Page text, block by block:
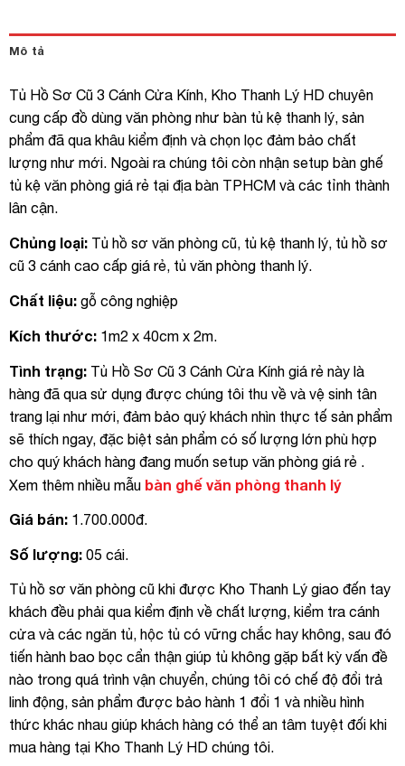
Mô tả
Tủ Hồ Sơ Cũ 3 Cánh Cửa Kính, Kho Thanh Lý HD chuyên
cung cấp đồ dùng văn phòng như bàn tủ kệ thanh lý, sản
phẩm đã qua khâu kiểm định và chọn lọc đảm bảo chất
lượng như mới. Ngoài ra chúng tôi còn nhận setup bàn ghế
tủ kệ văn phòng giá rẻ tại địa bàn TPHCM và các tỉnh thành
lân cận.
Chủng loại: Tủ hồ sơ văn phòng cũ, tủ kệ thanh lý, tủ hồ sơ
cũ 3 cánh cao cấp giá rẻ, tủ văn phòng thanh lý.
Chất liệu: gỗ công nghiệp
Kích thước: 1m2 x 40cm x 2m.
Tình trạng: Tủ Hồ Sơ Cũ 3 Cánh Cửa Kính giá rẻ này là
hàng đã qua sử dụng được chúng tôi thu về và vệ sinh tân
trang lại như mới, đảm bảo quý khách nhìn thực tế sản phẩm
sẽ thích ngay, đặc biệt sản phẩm có số lượng lớn phù hợp
cho quý khách hàng đang muốn setup văn phòng giá rẻ .
Xem thêm nhiều mẫu bàn ghế văn phòng thanh lý
Giá bán: 1.700.000đ.
Số lượng: 05 cái.
Tủ hồ sơ văn phòng cũ khi được Kho Thanh Lý giao đến tay
khách đều phải qua kiểm định về chất lượng, kiểm tra cánh
cửa và các ngăn tủ, hộc tủ có vững chắc hay không, sau đó
tiến hành bao bọc cẩn thận giúp tủ không gặp bất kỳ vấn đề
nào trong quá trình vận chuyển, chúng tôi có chế độ đổi trả
linh động, sản phẩm được bảo hành 1 đổi 1 và nhiều hình
thức khác nhau giúp khách hàng có thể an tâm tuyệt đối khi
mua hàng tại Kho Thanh Lý HD chúng tôi.